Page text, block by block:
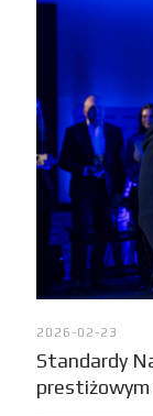
2026-02-23
Standardy
prestiżowym